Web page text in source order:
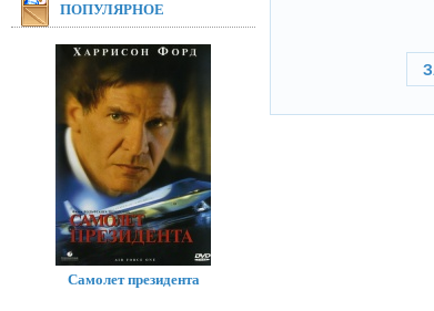
ПОПУЛЯРНОЕ
Самолет президента